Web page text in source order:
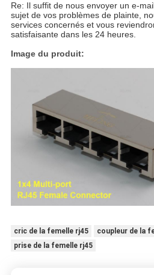
Re: Il suffit de nous envoyer un e-
sujet de vos problèmes de plainte,
services concernés et vous
satisfaisante dans les 24 heures.
Image du produit:
cric de la femelle rj45
coupleur de la
prise de la femelle rj45